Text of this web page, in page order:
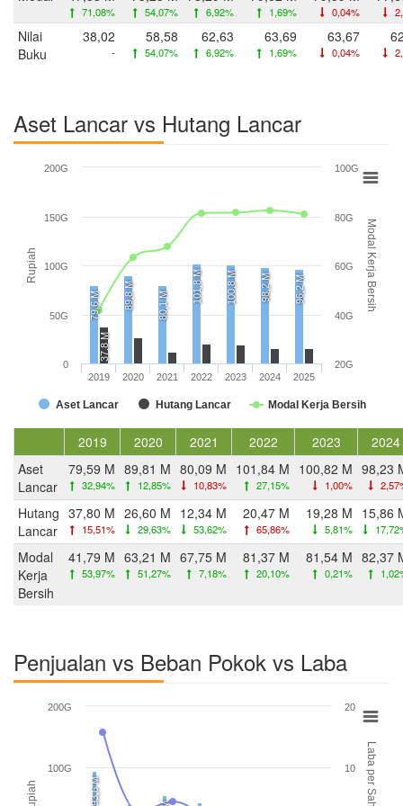
71,08% 54,07% 6,92% 1,69% 0,04%
Nilai
Buku
38,02
-
58,58
54,07%
62,63
6,92%
63,69
1,69%
63,67
0,04%
Aset Lancar vs Hutang Lancar
Rupiah Modal Kerja Bersih
79,6 M 89,8 M 80,1 M
101,8 M 100,8 M 98,2 M
96,2 M
37,8 M
Aset Lancar Hutang Lancar Modal Kerja Bersih
2019 2020 2021 2022 2023 2024 2025
0
50G
100G
150G
200G
20G
40G
60G
80G
100G
2019 2020 2021 2022 2023
2024
Aset
Lancar
79,59 M
32,94%
89,81 M
12,85%
80,09 M
10,83%
101,84 M
27,15%
100,82 M
1,00%
98,23
Hutang
Lancar
37,80 M
15,51%
26,60 M
29,63%
12,34 M
53,62%
20,47 M
65,86%
19,28 M
5,81%
15,86
Modal
Kerja
Bersih
41,79 M
53,97%
63,21 M
51,27%
67,75 M
7,18%
81,37 M
20,10%
81,54 M
0,21%
82,37
Penjualan vs Beban Pokok vs Laba
Rupiah
93,6 M
100G
200G
10
20